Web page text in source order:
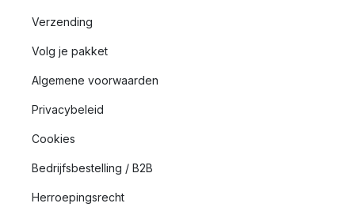
Verzending
Volg je pakket
Algemene voorwaarden
Privacybeleid
Cookies
Bedrijfsbestelling / B2B
Herroepingsrecht